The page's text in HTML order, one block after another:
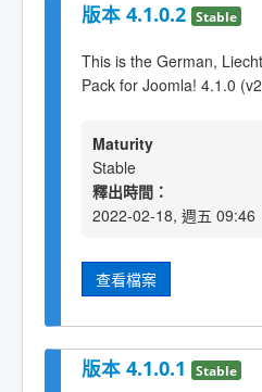
版本 4.1.0.2 Stable
This is the German,
Pack for Joomla! 4.1.0
Maturity
Stable
釋出時間：
2022-02-18, 週五 09:46
查看檔案
版本 4.1.0.1 Stable